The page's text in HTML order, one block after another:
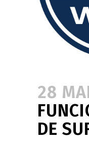
28
DE